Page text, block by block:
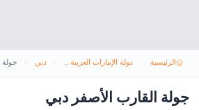
الرئيسية دولة الإمارات العربية المتحدة دبي
جولة القارب الأصفر دبي